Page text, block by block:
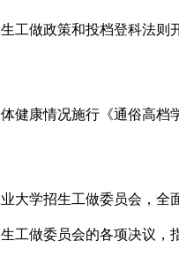
做政策和投档登科法则
康情况施行《通俗高档
学招生工做委员会，全
工做委员会的各项决议，